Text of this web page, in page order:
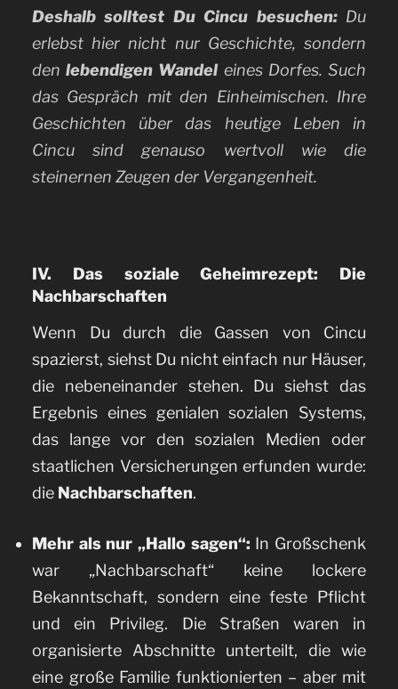
Deshalb solltest Du Cincu besuchen:Du
erlebst hier nicht nur Geschichte, sondern
denlebendigen Wandeleines Dorfes. Such
das Gespräch mit den Einheimischen. Ihre
Geschichten über das heutige Leben in
Cincu sind genauso wertvoll wie die
steinernen Zeugen der Vergangenheit.
IV. Das soziale Geheimrezept: Die
Nachbarschaften
Wenn Du durch die Gassen von Cincu
spazierst, siehst Du nicht einfach nur Häuser,
die nebeneinander stehen. Du siehst das
Ergebnis eines genialen sozialen Systems,
das lange vor den sozialen Medien oder
staatlichen Versicherungen erfunden wurde:
die Nachbarschaften.
Mehr als nur „Hallo sagen“: In Großschenk
war „Nachbarschaft“ keine lockere
Bekanntschaft, sondern eine feste Pflicht
und ein Privileg. Die Straßen waren in
organisierte Abschnitte unterteilt, die wie
eine große Familie funktionierten – aber mit